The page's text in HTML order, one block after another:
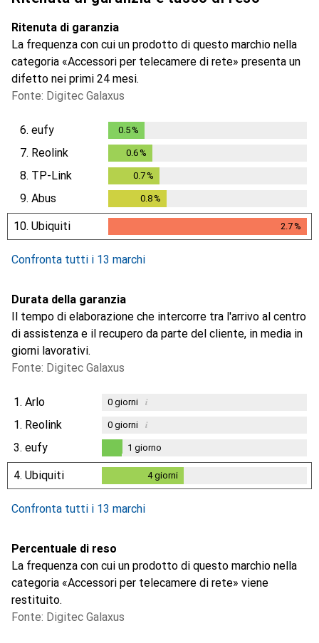
Ritenuta di garanzia
La frequenza con cui un prodotto di questo marchio nella
categoria «Accessori per telecamere di rete» presenta un
difetto nei primi 24 mesi.
Fonte: Digitec Galaxus
6. eufy 0.5 %
7. Reolink 0.6%
8. TP-Link 0.7%
9. Abus 0.8 %
10. Ubiquiti 2.7%
2.7%
Confronta tutti i 13 marchi
Durata della garanzia
Il tempo di elaborazione che intercorre tra l'arrivo al centro
di assistenza e il recupero da parte del cliente, in media in
giorni lavorativi.
Fonte: Digitec Galaxus
1. Arlo 0giorni i
1. Reolink 0giorni i
3. eufy
1giorno
1 giorno
4. Ubiquiti 4giorni
Confronta tutti i 13 marchi
Percentuale di reso
La frequenza con cui un prodotto di questo marchio nella
categoria «Accessori per telecamere di rete» viene
restituito.
Fonte: Digitec Galaxus